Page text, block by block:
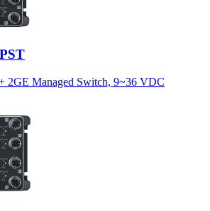
2GE Managed Switch, 9~36 VDC